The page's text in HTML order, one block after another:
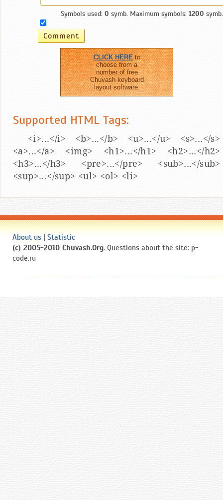
Symbols used: 0 symb. Maximum symbols: 1200 symb.
CLICK HEREto
choose from a
number of free
Chuvash keyboard
layout software.
Supported HTML Tags:
<i>...</i> <b>...</b> <u>...</u> <s>...</s>
<a>...</a> <img> <h1>...</h1> <h2>...</h2>
<h3>...</h3> <pre>...</pre> <sub>...</sub>
<sup>...</sup> <ul> <ol> <li>
About us | Statistic
(c) 2005-2010 Chuvash.Org. Questions about the site: p-
code.ru